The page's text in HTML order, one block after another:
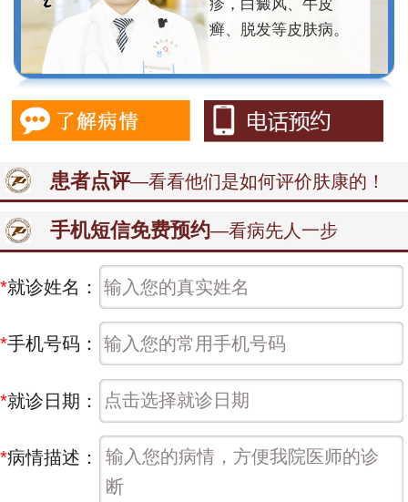
疹，白癜风、牛皮
癣、脱发等皮肤病。
患者点评—看看他们是如何评价肤康的！
手机短信免费预约—看病先人一步
*就诊姓名：
*手机号码：
*就诊日期：
*病情描述：